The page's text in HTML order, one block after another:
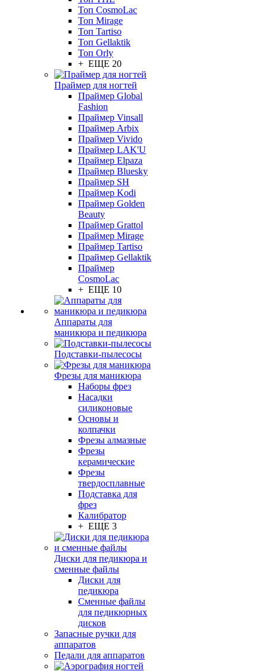
Топ CosmoLac
Топ Mirage
Топ Tartiso
Топ Gellaktik
Топ Orly
+ ЕЩЕ 20
Праймер для ногтей
Праймер Global
Fashion
Праймер Vinsall
Праймер Arbix
Праймер Vivido
Праймер LAK'U
Праймер Elpaza
Праймер Bluesky
Праймер SH
Праймер Kodi
Праймер Golden
Beauty
Праймер Grattol
Праймер Mirage
Праймер Tartiso
Праймер Gellaktik
Праймер
CosmoLac
+ ЕЩЕ 10
Аппараты для
маникюра и педикюра
Подставки-пылесосы
Фрезы для маникюра
Наборы фрез
Насадки
силиконовые
Основы и
колпачки
Фрезы алмазные
Фрезы
керамические
Фрезы
твердосплавные
Подставка для
фрез
Калибратор
+ ЕЩЕ 3
Диски для педикюра и
сменные файлы
Диски для
педикюра
Сменные файлы
для педикюрных
дисков
Запасные ручки для
аппаратов
Педали для аппаратов